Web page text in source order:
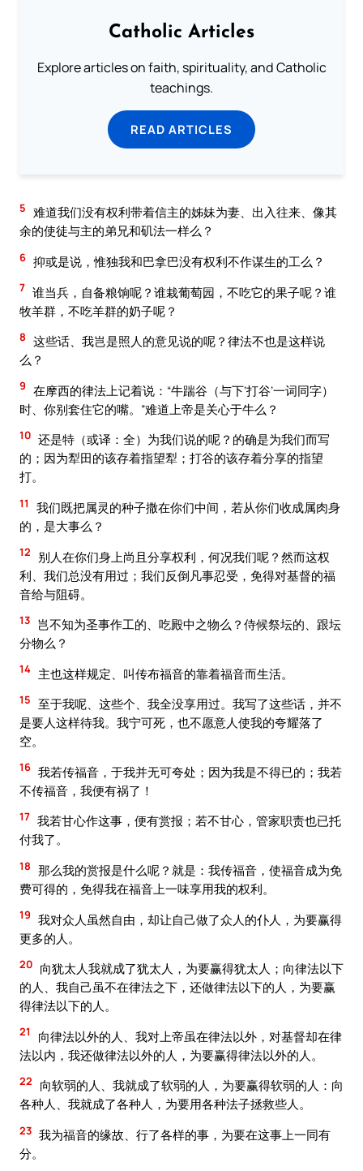
Catholic Articles
Explore articles on faith, spirituality, and Catholic
teachings.
READ ARTICLES
5 难道我们没有权利带着信主的姊妹为妻、出入往来、像其
余的使徒与主的弟兄和矶法一样么？
6 抑或是说，惟独我和巴拿巴没有权利不作谋生的工么？
7 谁当兵，自备粮饷呢？谁栽葡萄园，不吃它的果子呢？谁
牧羊群，不吃羊群的奶子呢？
8 这些话、我岂是照人的意见说的呢？律法不也是这样说
么？
9 在摩西的律法上记着说：“牛踹谷（与下‘打谷’一词同字）
时、你别套住它的嘴。”难道上帝是关心于牛么？
10 还是特（或译：全）为我们说的呢？的确是为我们而写
的；因为犁田的该存着指望犁；打谷的该存着分享的指望
打。
11
我们既把属灵的种子撒在你们中间，若从你们收成属肉身
的，是大事么？
12
别人在你们身上尚且分享权利，何况我们呢？然而这权
利、我们总没有用过；我们反倒凡事忍受，免得对基督的福
音给与阻碍。
13 岂不知为圣事作工的、吃殿中之物么？侍候祭坛的、跟坛
分物么？
14 主也这样规定、叫传布福音的靠着福音而生活。
15 至于我呢、这些个、我全没享用过。我写了这些话，并不
是要人这样待我。我宁可死，也不愿意人使我的夸耀落了
空。
16 我若传福音，于我并无可夸处；因为我是不得已的；我若
不传福音，我便有祸了！
17 我若甘心作这事，便有赏报；若不甘心，管家职责也已托
付我了。
18 那么我的赏报是什么呢？就是：我传福音，使福音成为免
费可得的，免得我在福音上一味享用我的权利。
19 我对众人虽然自由，却让自己做了众人的仆人，为要赢得
更多的人。
20 向犹太人我就成了犹太人，为要赢得犹太人；向律法以下
的人、我自己虽不在律法之下，还做律法以下的人，为要赢
得律法以下的人。
21
向律法以外的人、我对上帝虽在律法以外，对基督却在律
法以内，我还做律法以外的人，为要赢得律法以外的人。
22
向软弱的人、我就成了软弱的人，为要赢得软弱的人：向
各种人、我就成了各种人，为要用各种法子拯救些人。
23 我为福音的缘故、行了各样的事，为要在这事上一同有
分。